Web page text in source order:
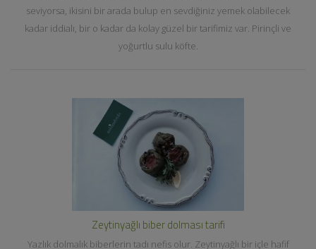
seviyorsa, ikisini bir arada bulup en sevdiğiniz yemek olabilecek
kadar iddialı, bir o kadar da kolay güzel bir tarifimiz var. Pirinçli ve
yoğurtlu sulu köfte.
Zeytinyağlı biber dolması tarifi
Yazlık dolmalık biberlerin tadı nefis olur. Zeytinyağlı bir içle hafif